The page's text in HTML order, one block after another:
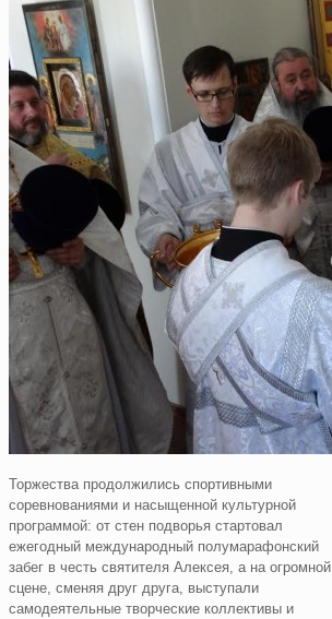
Торжества продолжились спортивными
соревнованиями и насыщенной культурной
программой: от стен подворья стартовал
ежегодный международный полумарафонский
забег в честь святителя Алексея, а на огромной
сцене, сменяя друг друга, выступали
самодеятельные творческие коллективы и